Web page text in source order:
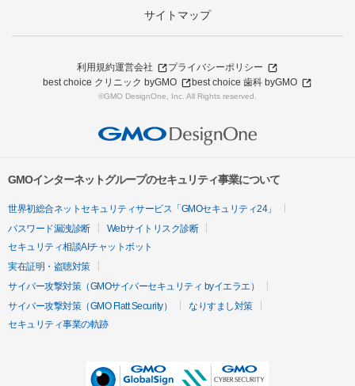
サイトマップ
利用規約運営会社
プライバシーポリシー
best choice クリニック byGMO
best choice 歯科 byGMO
©GMO DesignOne, Inc. All Rights reserved.
GMOインターネットグループのセキュリティ事業について
世界初総合ネットセキュリティサービス「GMOセキュリティ24」
パスワード漏洩診断
Webサイトリスク診断
セキュリティ相談AIチャットボット
実在証明・盗聴対策
サイバー攻撃対策（GMOサイバーセキュリティ byイエラエ）
サイバー攻撃対策（GMO Flatt Security）
なりすまし対策
セキュリティ事業の軌跡